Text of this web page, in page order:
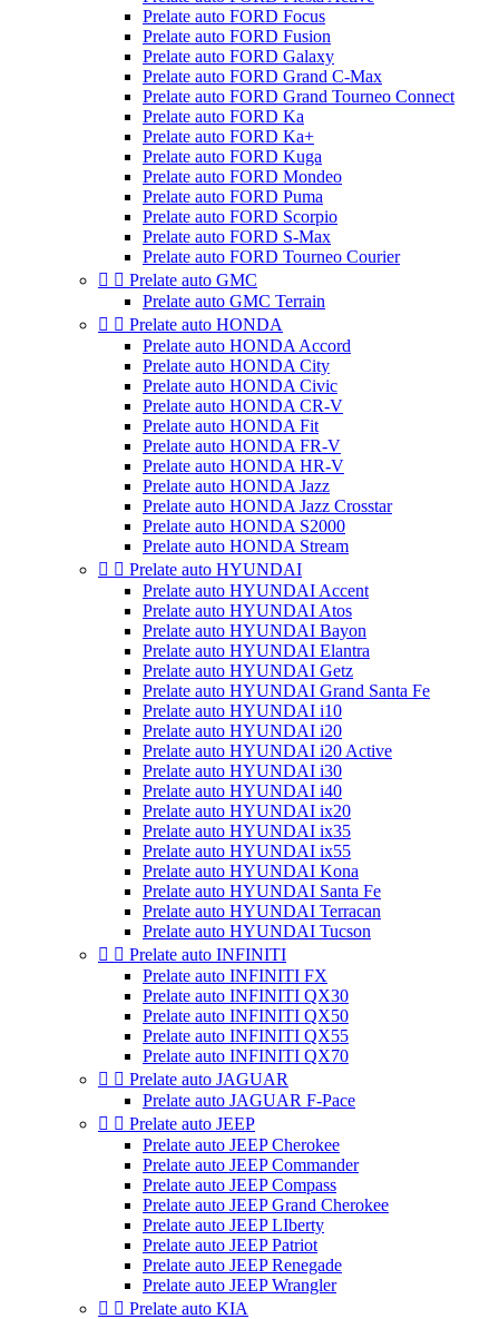
Prelate auto FORD Focus
Prelate auto FORD Fusion
Prelate auto FORD Galaxy
Prelate auto FORD Grand C-Max
Prelate auto FORD Grand Tourneo Connect
Prelate auto FORD Ka
Prelate auto FORD Ka+
Prelate auto FORD Kuga
Prelate auto FORD Mondeo
Prelate auto FORD Puma
Prelate auto FORD Scorpio
Prelate auto FORD S-Max
Prelate auto FORD Tourneo Courier
  Prelate auto GMC
Prelate auto GMC Terrain
  Prelate auto HONDA
Prelate auto HONDA Accord
Prelate auto HONDA City
Prelate auto HONDA Civic
Prelate auto HONDA CR-V
Prelate auto HONDA Fit
Prelate auto HONDA FR-V
Prelate auto HONDA HR-V
Prelate auto HONDA Jazz
Prelate auto HONDA Jazz Crosstar
Prelate auto HONDA S2000
Prelate auto HONDA Stream
  Prelate auto HYUNDAI
Prelate auto HYUNDAI Accent
Prelate auto HYUNDAI Atos
Prelate auto HYUNDAI Bayon
Prelate auto HYUNDAI Elantra
Prelate auto HYUNDAI Getz
Prelate auto HYUNDAI Grand Santa Fe
Prelate auto HYUNDAI i10
Prelate auto HYUNDAI i20
Prelate auto HYUNDAI i20 Active
Prelate auto HYUNDAI i30
Prelate auto HYUNDAI i40
Prelate auto HYUNDAI ix20
Prelate auto HYUNDAI ix35
Prelate auto HYUNDAI ix55
Prelate auto HYUNDAI Kona
Prelate auto HYUNDAI Santa Fe
Prelate auto HYUNDAI Terracan
Prelate auto HYUNDAI Tucson
  Prelate auto INFINITI
Prelate auto INFINITI FX
Prelate auto INFINITI QX30
Prelate auto INFINITI QX50
Prelate auto INFINITI QX55
Prelate auto INFINITI QX70
  Prelate auto JAGUAR
Prelate auto JAGUAR F-Pace
  Prelate auto JEEP
Prelate auto JEEP Cherokee
Prelate auto JEEP Commander
Prelate auto JEEP Compass
Prelate auto JEEP Grand Cherokee
Prelate auto JEEP LIberty
Prelate auto JEEP Patriot
Prelate auto JEEP Renegade
Prelate auto JEEP Wrangler
  Prelate auto KIA